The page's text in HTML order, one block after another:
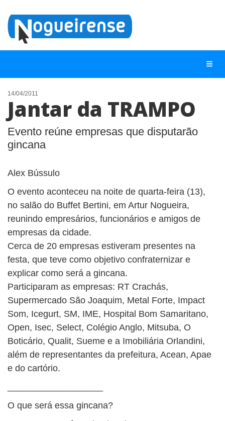
NOTÍCIAS
LISTA DIGITAL
TELEFONES ÚTEIS
ANUNCIE
14/04/2011
Jantar da TRAMPO
Evento reúne empresas que disputarão
gincana
Alex Bússulo
O evento aconteceu na noite de quarta-feira (13),
no salão do Buffet Bertini, em Artur Nogueira,
reunindo empresários, funcionários e amigos de
empresas da cidade.
Cerca de 20 empresas estiveram presentes na
festa, que teve como objetivo confraternizar e
explicar como será a gincana.
Participaram as empresas: RT Crachás,
Supermercado São Joaquim, Metal Forte, Impact
Som, Icegurt, SM, IME, Hospital Bom Samaritano,
Open, Isec, Select, Colégio Anglo, Mitsuba, O
Boticário, Qualit, Sueme e a Imobiliária Orlandini,
além de representantes da prefeitura, Acean, Apae
e do cartório.
O que será essa gincana?